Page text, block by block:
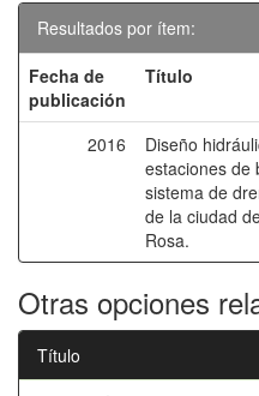
Resultados por ítem:
Fecha de
publicación
Título
2016
Diseño
estaciones de
sistema de
de la ciudad
Rosa.
Otras opciones
Título